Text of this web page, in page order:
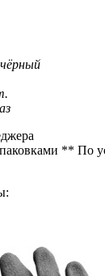
** По